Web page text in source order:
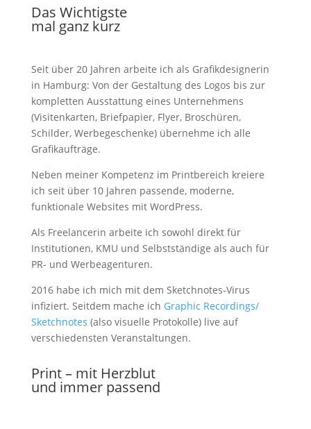
Das Wichtigste
mal ganz kurz
Seit über 20 Jahren arbeite ich als Grafik­designerin
in Hamburg: Von der Gestaltung des Logos bis zur
kompletten Ausstattung eines Unternehmens
(Visitenkarten, Briefpapier, Flyer, Broschüren,
Schilder, Werbegeschenke) übernehme ich alle
Grafikaufträge.
Neben meiner Kompetenz im Printbereich kreiere
ich seit über 10 Jahren passende, moderne,
funktionale Websites mit WordPress.
Als Freelancerin arbeite ich sowohl direkt für
Institutionen, KMU und Selbstständige als auch für
PR- und Werbeagenturen.
2016 habe ich mich mit dem Sketchnotes-Virus
infiziert. Seitdem mache ich Graphic Recordings/
Sketchnotes (also visuelle Protokolle) live auf
verschiedensten Veranstaltungen.
Print – mit Herzblut
und immer passend